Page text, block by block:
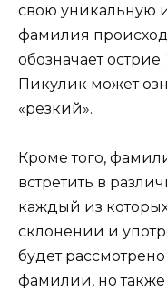
свою уникальную
фамилия
обозначает
Пикулик может
«резкий».
Кроме того,
встретить в
каждый из
склонении и
будет
фамилии, но